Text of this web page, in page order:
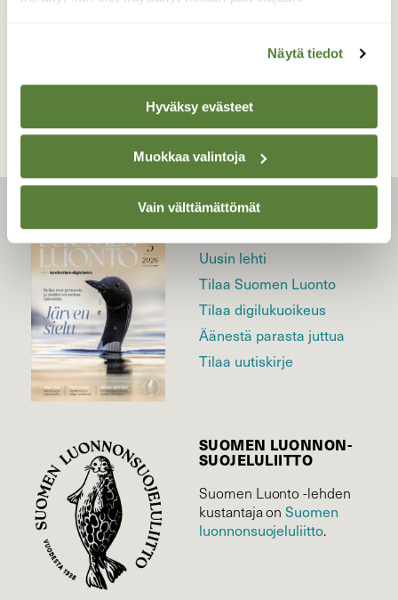
Näytä tiedot
Hyväksy evästeet
Muokkaa valintoja
Vain välttämättömät
TAKAISIN LISTAAN
LEHTI
Uusin lehti
Tilaa Suomen Luonto
Tilaa digilukuoikeus
Äänestä parasta juttua
Tilaa uutiskirje
SUOMEN LUONNON­
SUOJELU­LIITTO
Suomen Luonto -lehden
kustantaja onSuomen
luonnonsuojelu­liitto.